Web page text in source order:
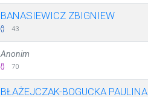
BANASIEWICZ ZBIGNIEW
43
Anonim
70
BŁAŻEJCZAK-BOGUCKA PAULINA